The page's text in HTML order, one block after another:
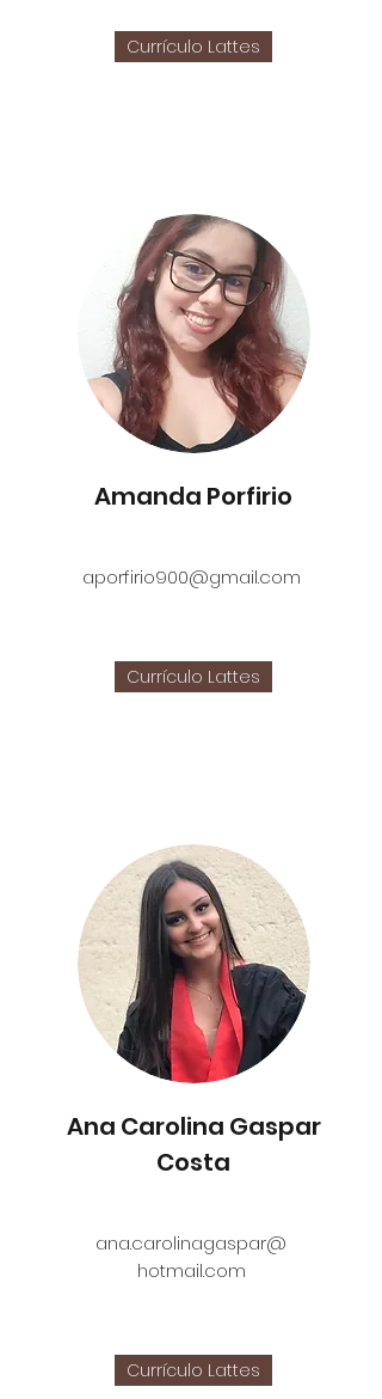
Currículo Lattes
Amanda Porfirio
aporfirio900@gmail.com
Currículo Lattes
Ana Carolina Gaspar
Costa
ana.carolinagaspar@
hotmail.com
Currículo Lattes